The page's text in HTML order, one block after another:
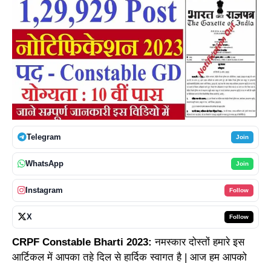
Telegram Join
WhatsApp Join
Instagram Follow
X Follow
CRPF Constable Bharti 2023:नमस्कार दोस्तों हमारे इस
आर्टिकल में आपका तहे दिल से हार्दिक स्वागत है | आज हम आपको